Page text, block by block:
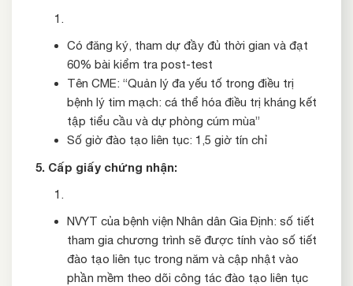
Có đăng ký, tham dự đầy đủ thời gian và đạt
60% bài kiểm tra post-test
Tên CME: “Quản lý đa yếu tố trong điều trị
bệnh lý tim mạch: cá thể hóa điều trị kháng kết
tập tiểu cầu và dự phòng cúm mùa”
Số giờ đào tạo liên tục: 1,5 giờ tín chỉ
5. Cấp giấy chứng nhận:
NVYT của bệnh viện Nhân dân Gia Định: số tiết
tham gia chương trình sẽ được tính vào số tiết
đào tạo liên tục trong năm và cập nhật vào
phần mềm theo dõi công tác đào tạo liên tục